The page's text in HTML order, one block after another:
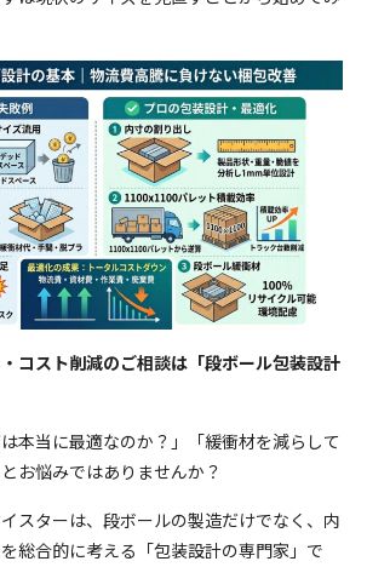
コスト削減のご相談は「段ボール包装設計
は本当に最適なのか？」「緩衝材を減らして
お悩みではありませんか？
スターは、段ボールの製造だけでなく、内
総合的に考える「包装設計の専門家」で